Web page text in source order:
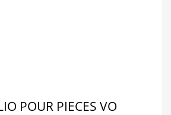
POUR PIECES VO